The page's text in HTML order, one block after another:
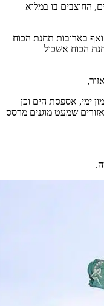
החוצבים בו במלוא
ואף בארובות תחנת הכוח
הכוח אשכול
ימי, אספסת הים וכן
שמעט מוגנים מרסס